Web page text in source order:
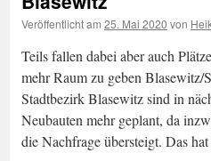
Veröffentlicht am 25. Mai 2020 von
Teils fallen dabei aber auch
mehr Raum zu geben
Stadtbezirk Blasewitz sind in
Neubauten mehr geplant, da
die Nachfrage übersteigt. Das